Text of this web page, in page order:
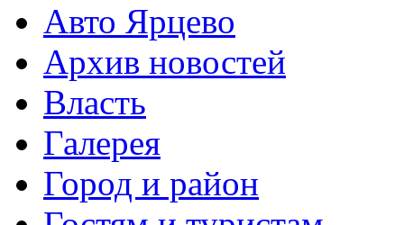
Авто Ярцево
Архив новостей
Власть
Галерея
Город и район